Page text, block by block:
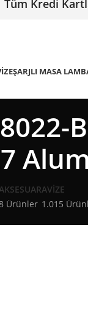
Tüm Kredi
ŞARJLI MASA
Ürünler
AVIZE
1.015